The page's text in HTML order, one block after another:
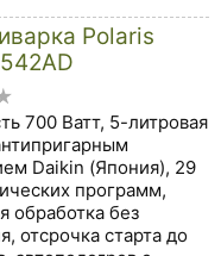
Polaris
700 Ватт, 5-литровая
Daikin (Япония), 29
программ,
обработка без
отсрочка старта до